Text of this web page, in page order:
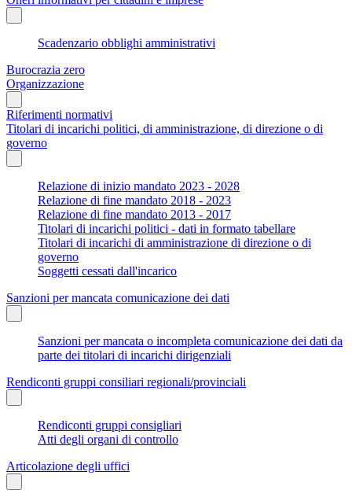
Scadenzario obblighi amministrativi
Burocrazia zero
Organizzazione
Riferimenti normativi
Titolari di incarichi politici, di amministrazione, di direzione o di
governo
Relazione di inizio mandato 2023 - 2028
Relazione di fine mandato 2018 - 2023
Relazione di fine mandato 2013 - 2017
Titolari di incarichi politici - dati in formato tabellare
Titolari di incarichi di amministrazione di direzione o di
governo
Soggetti cessati dall'incarico
Sanzioni per mancata comunicazione dei dati
Sanzioni per mancata o incompleta comunicazione dei dati da
parte dei titolari di incarichi dirigenziali
Rendiconti gruppi consiliari regionali/provinciali
Rendiconti gruppi consigliari
Atti degli organi di controllo
Articolazione degli uffici